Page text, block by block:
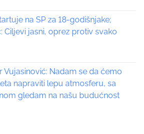
na SP za 18-godišnjake;
Ciljevi jasni, oprez protiv svako
Vujasinović: Nadam se da ćemo
napraviti lepu atmosferu, sa
gledam na našu budućnost